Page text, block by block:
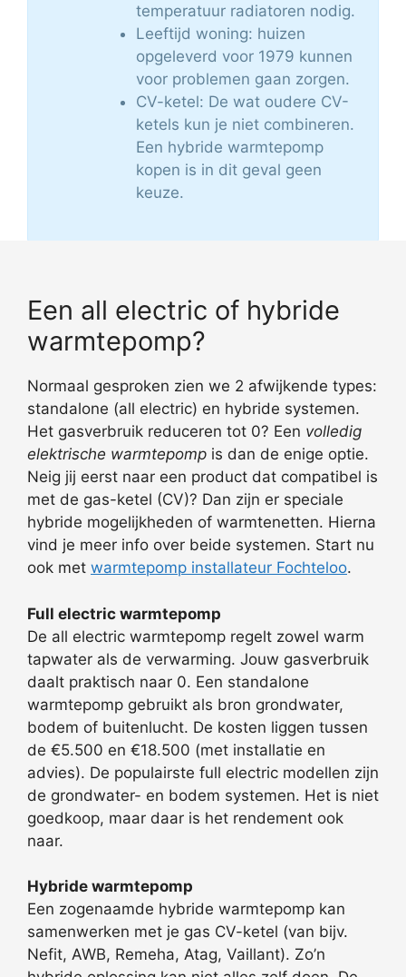
temperatuur radiatoren nodig.
Leeftijd woning: huizen
opgeleverd voor 1979 kunnen
voor problemen gaan zorgen.
CV-ketel: De wat oudere CV-
ketels kun je niet combineren.
Een hybride warmtepomp
kopen is in dit geval geen
keuze.
Een all electric of hybride
warmtepomp?
Normaal gesproken zien we 2 afwijkende types:
standalone (all electric) en hybride systemen.
Het gasverbruik reduceren tot 0? Een volledig
elektrische warmtepomp is dan de enige optie.
Neig jij eerst naar een product dat compatibel is
met de gas-ketel (CV)? Dan zijn er speciale
hybride mogelijkheden of warmtenetten. Hierna
vind je meer info over beide systemen. Start nu
ook met warmtepomp installateur Fochteloo.
Full electric warmtepomp
De all electric warmtepomp regelt zowel warm
tapwater als de verwarming. Jouw gasverbruik
daalt praktisch naar 0. Een standalone
warmtepomp gebruikt als bron grondwater,
bodem of buitenlucht. De kosten liggen tussen
de €5.500 en €18.500 (met installatie en
advies). De populairste full electric modellen zijn
de grondwater- en bodem systemen. Het is niet
goedkoop, maar daar is het rendement ook
naar.
Hybride warmtepomp
Een zogenaamde hybride warmtepomp kan
samenwerken met je gas CV-ketel (van bijv.
Nefit, AWB, Remeha, Atag, Vaillant). Zo’n